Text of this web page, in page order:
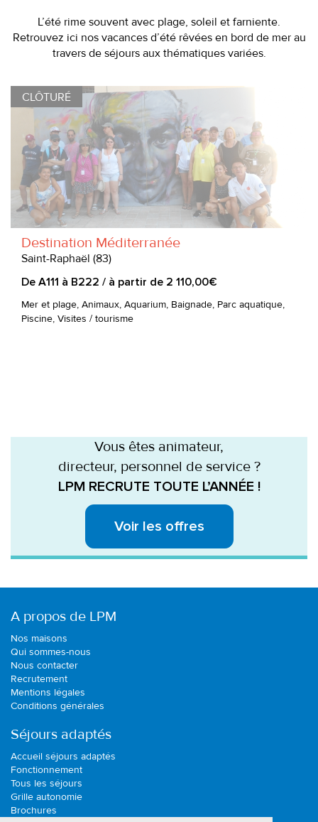
L’été rime souvent avec plage, soleil et farniente.
Retrouvez ici nos vacances d’été rêvées en bord de mer au
travers de séjours aux thématiques variées.
CLÔTURÉ
Destination Méditerranée
Saint-Raphaël (83)
De A111 à B222 / à partir de 2 110,00€
Mer et plage, Animaux, Aquarium, Baignade, Parc aquatique,
Piscine, Visites / tourisme
Vous êtes animateur,
directeur, personnel de service ?
LPM RECRUTE TOUTE L’ANNÉE !
Voir les offres
A propos de LPM
Nos maisons
Qui sommes-nous
Nous contacter
Recrutement
Mentions légales
Conditions générales
Séjours adaptés
Accueil séjours adaptés
Fonctionnement
Tous les séjours
Grille autonomie
Brochures